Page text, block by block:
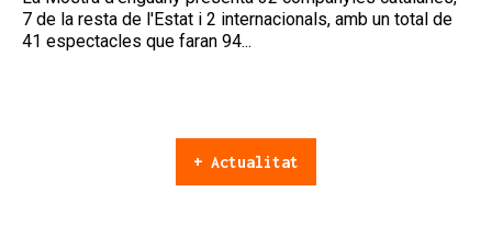
7 de la resta de l'Estat i 2 internacionals, amb un total de
41 espectacles que faran 94...
+ Actualitat